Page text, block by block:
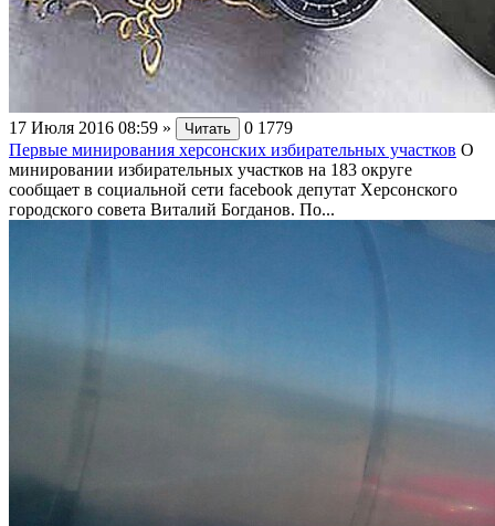
17 Июля 2016 08:59 » Читать 0 1779
Первые минирования херсонских избирательных участков О
минировании избирательных участков на 183 округе
сообщает в социальной сети facebook депутат Херсонского
городского совета Виталий Богданов. По...